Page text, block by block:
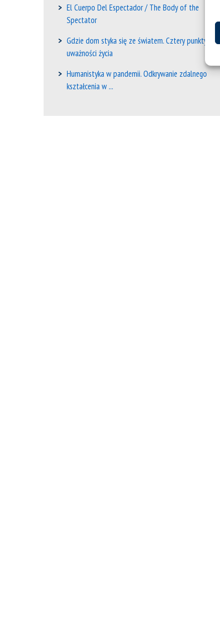
El Cuerpo Del Espectador / The Body of the
Spectator
Gdzie dom styka się ze światem. Cztery punkty
uważności życia
Humanistyka w pandemii. Odkrywanie zdalnego
kształcenia w ...